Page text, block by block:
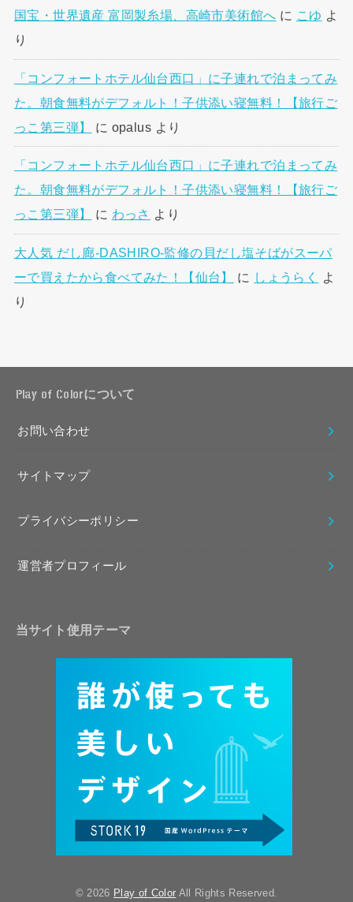
国宝・世界遺産 富岡製糸場、高崎市美術館へ に こゆ よ
り
「コンフォートホテル仙台西口」に子連れで泊まってみ
た。朝食無料がデフォルト！子供添い寝無料！【旅行ご
っこ第三弾】
に opalus より
「コンフォートホテル仙台西口」に子連れで泊まってみ
た。朝食無料がデフォルト！子供添い寝無料！【旅行ご
っこ第三弾】
に わっさ より
大人気 だし廊-DASHIRO-監修の貝だし塩そばがスーパ
ーで買えたから食べてみた！【仙台】
に しょうらく
よ
り
Play of Colorについて
お問い合わせ
サイトマップ
プライバシーポリシー
運営者プロフィール
当サイト使用テーマ
© 2026 Play of Color All Rights Reserved.